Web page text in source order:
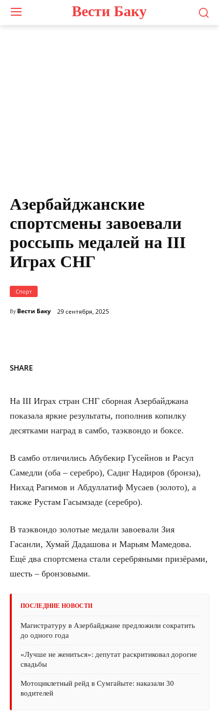
Вести Баку
Азербайджанские
спортсмены завоевали
россыпь медалей на III
Играх СНГ
Спорт
By Вести Баку 29 сентября, 2025
SHARE
На III Играх стран СНГ сборная Азербайджана
показала яркие результаты, пополнив копилку
десятками наград в самбо, таэквондо и боксе.
В самбо отличились Абубекир Гусейнов и Расул
Самедли (оба – серебро), Садиг Надиров (бронза),
Нихад Рагимов и Абдуллатиф Мусаев (золото), а
также Рустам Гасымзаде (серебро).
В таэквондо золотые медали завоевали Зия
Гасанли, Хумай Дадашова и Марьям Мамедова.
Ещё два спортсмена стали серебряными призёрами,
шесть – бронзовыми.
ПОСЛЕДНИЕ НОВОСТИ
Магистратуру в Азербайджане предложили сократить
до одного года
«Лучше не жениться»: депутат раскритиковал дорогие
свадьбы
Мотоциклетный рейд в Сумгайыте: наказали 30
водителей